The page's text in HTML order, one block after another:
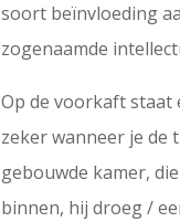
soort beïnvloeding
zogenaamde
Op de voorkaft staat
zeker wanneer je de
gebouwde kamer,
binnen, hij droeg /